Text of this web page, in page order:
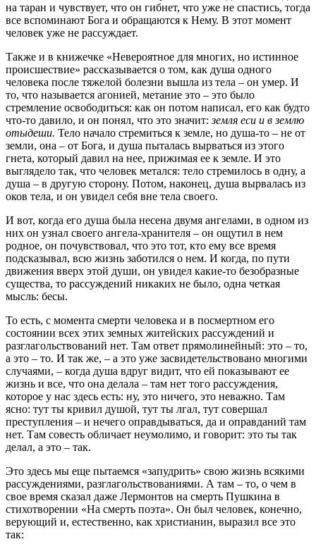
на таран и чувствует, что он гибнет, что уже не спастись, тогда
все вспоминают Бога и обращаются к Нему. В этот момент
человек уже не рассуждает.
Также и в книжечке «Невероятное для многих, но истинное
происшествие» рассказывается о том, как душа одного
человека после тяжелой болезни вышла из тела – он умер. И
то, что называется агонией, метание это – это было
стремление освободиться: как он потом написал, его как будто
что-то давило, и он понял, что это значит:земля еси и в землю
отыдеши. Тело начало стремиться к земле, но душа-то – не от
земли, она – от Бога, и душа пыталась вырваться из этого
гнета, который давил на нее, прижимая ее к земле. И это
выглядело так, что человек метался: тело стремилось в одну, а
душа – в другую сторону. Потом, наконец, душа вырвалась из
оков тела, и он увидел себя вне тела своего.
И вот, когда его душа была несена двумя ангелами, в одном из
них он узнал своего ангела-хранителя – он ощутил в нем
родное, он почувствовал, что это тот, кто ему все время
подсказывал, всю жизнь заботился о нем. И когда, по пути
движения вверх этой души, он увидел какие-то безобразные
существа, то рассуждений никаких не было, одна четкая
мысль: бесы.
То есть, с момента смерти человека и в посмертном его
состоянии всех этих земных житейских рассуждений и
разглагольствований нет. Там ответ прямолинейный: это – то,
а это – то. И так же, – а это уже засвидетельствовано многими
случаями, – когда душа вдруг видит, что ей показывают ее
жизнь и все, что она делала – там нет того рассуждения,
которое у нас здесь есть: ну, это ничего, это неважно. Там
ясно: тут ты кривил душой, тут ты лгал, тут совершал
преступления – и нечего оправдываться, да и оправданий там
нет. Там совесть обличает неумолимо, и говорит: это ты так
делал, а это – так.
Это здесь мы еще пытаемся «запудрить» свою жизнь всякими
рассуждениями, разглагольствованиями. А там – то, о чем в
свое время сказал даже Лермонтов на смерть Пушкина в
стихотворении «На смерть поэта». Он был человек, конечно,
верующий и, естественно, как христианин, выразил все это
так: